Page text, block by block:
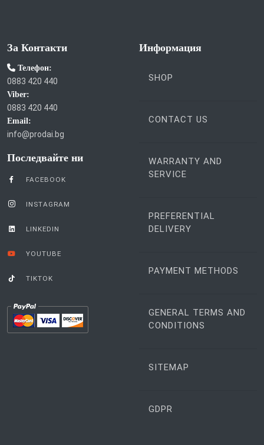
За Контакти
Телефон:
0883 420 440
Viber:
0883 420 440
Email:
info@prodai.bg
Последвайте ни
FACEBOOK
INSTAGRAM
LINKEDIN
YOUTUBE
TIKTOK
Информация
SHOP
CONTACT US
WARRANTY AND
SERVICE
PREFERENTIAL
DELIVERY
PAYMENT METHODS
GENERAL TERMS AND
CONDITIONS
SITEMAP
GDPR